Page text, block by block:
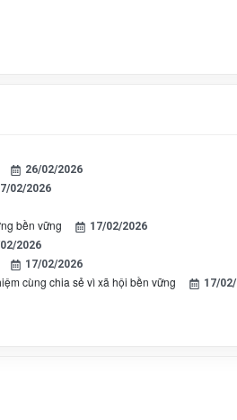
26/02/2026
02/2026
bền vững 17/02/2026
2026
17/02/2026
cùng chia sẻ vì xã hội bền vững 17/